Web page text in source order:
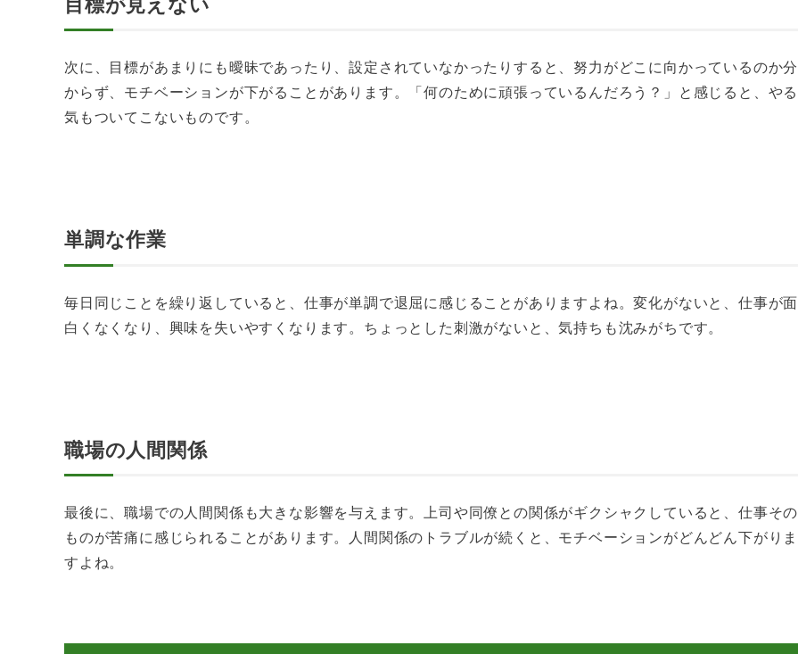
次に、目標があまりにも曖昧であったり、設定されていなかったりすると、努力がどこに向かっているのか分
からず、モチベーションが下がることがあります。「何のために頑張っているんだろう？」と感じると、やる
気もついてこないものです。
単調な作業
毎日同じことを繰り返していると、仕事が単調で退屈に感じることがありますよね。変化がないと、仕事が面
白くなくなり、興味を失いやすくなります。ちょっとした刺激がないと、気持ちも沈みがちです。
職場の人間関係
最後に、職場での人間関係も大きな影響を与えます。上司や同僚との関係がギクシャクしていると、仕事その
ものが苦痛に感じられることがあります。人間関係のトラブルが続くと、モチベーションがどんどん下がりま
すよね。